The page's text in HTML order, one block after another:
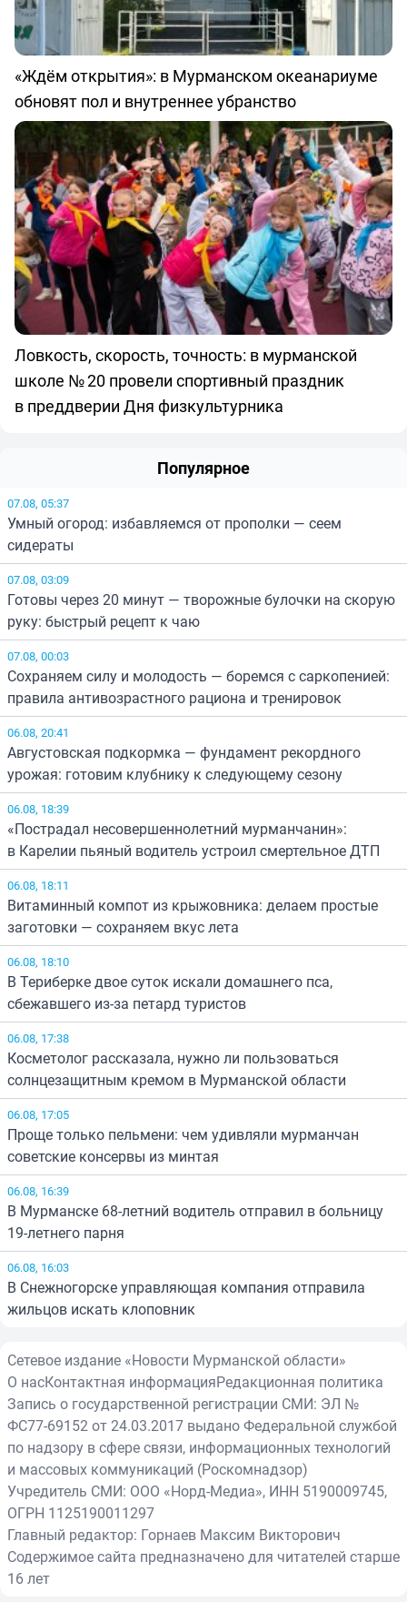
«Ждём открытия»: в Мурманском океанариуме
обновят пол и внутреннее убранство
Ловкость, скорость, точность: в мурманской
школе № 20 провели спортивный праздник
в преддверии Дня физкультурника
Популярное
07.08, 05:37
Умный огород: избавляемся от прополки — сеем
сидераты
07.08, 03:09
Готовы через 20 минут — творожные булочки на скорую
руку: быстрый рецепт к чаю
07.08, 00:03
Сохраняем силу и молодость — боремся с саркопенией:
правила антивозрастного рациона и тренировок
06.08, 20:41
Августовская подкормка — фундамент рекордного
урожая: готовим клубнику к следующему сезону
06.08, 18:39
«Пострадал несовершеннолетний мурманчанин»:
в Карелии пьяный водитель устроил смертельное ДТП
06.08, 18:11
Витаминный компот из крыжовника: делаем простые
заготовки — сохраняем вкус лета
06.08, 18:10
В Териберке двое суток искали домашнего пса,
сбежавшего из-за петард туристов
06.08, 17:38
Косметолог рассказала, нужно ли пользоваться
солнцезащитным кремом в Мурманской области
06.08, 17:05
Проще только пельмени: чем удивляли мурманчан
советские консервы из минтая
06.08, 16:39
В Мурманске 68-летний водитель отправил в больницу
19-летнего парня
06.08, 16:03
В Снежногорске управляющая компания отправила
жильцов искать клоповник
Сетевое издание «Новости Мурманской области»
О насКонтактная информацияРедакционная политика
Запись о государственной регистрации СМИ: ЭЛ №
ФС77-69152 от 24.03.2017 выдано Федеральной службой
по надзору в сфере связи, информационных технологий
и массовых коммуникаций (Роскомнадзор)
Учредитель СМИ: ООО «Норд-Медиа», ИНН 5190009745,
ОГРН 1125190011297
Главный редактор: Горнаев Максим Викторович
Содержимое сайта предназначено для читателей старше
16 лет